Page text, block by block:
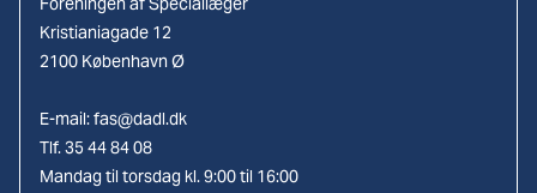
Kristianiagade 12
2100 København Ø
E-mail:fas@dadl.dk
Tlf. 35 44 84 08
Mandag til torsdag kl. 9:00 til 16:00